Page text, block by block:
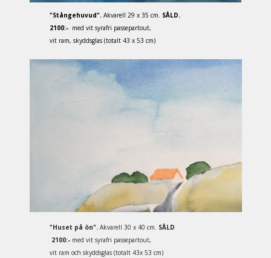
"Stångehuvud". Akvarell 29 x 35 cm. SÅLD.
2100:- med vit syrafri passepartout,
vit ram, skyddsglas (totalt 43 x 53 cm)
"Huset på ön". Akvarell 30 x 40 cm. SÅLD
2100:-med vit syrafri passepartout,
vit ram och skyddsglas (totalt 43x 53 cm)